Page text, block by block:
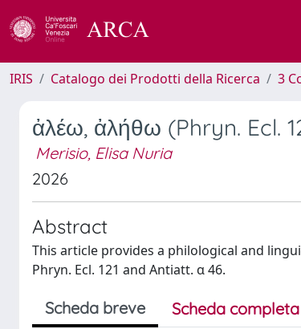
IRIS Catalogo dei Prodotti della Ricerca 3
ἀλέω, ἀλήθω (Phryn. Ecl.
Merisio, Elisa Nuria
2026
Abstract
This article provides a philological and
Phryn. Ecl. 121 and Antiatt. α 46.
Scheda breve Scheda completa